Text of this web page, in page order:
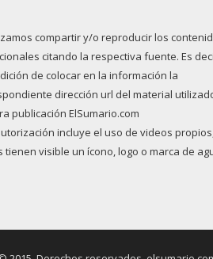
compartir y/o reproducir los
citando la respectiva fuente. Es
de colocar en la información la
dirección url del material
publicación ElSumario.com
incluye el uso de videos
tienen visible un ícono, logo o marca de